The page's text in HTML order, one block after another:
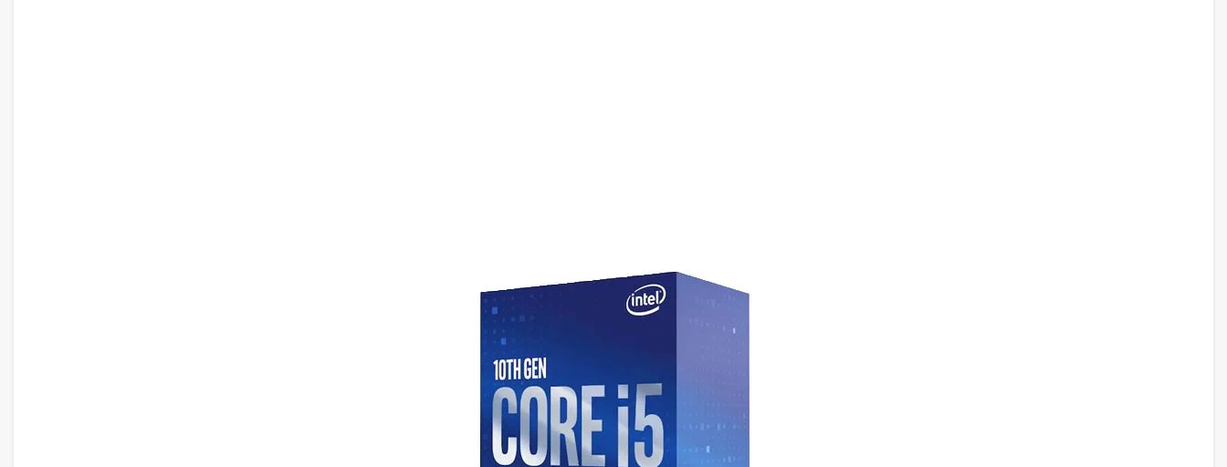
2 x M.2 (M2_1: PCIe 4.0 x4, M2_2: PCIe 4.0/3.0 x4, tùy thuộc CPU), 4 x SATA 6Gb/s
Realtek® 8125BG 2.5G LAN, Wi-Fi 7 (Wi-Fi 7 Solution), Bluetooth 5.4
1 x USB 10Gbps Type-C (Rear), 1 x USB 10Gbps Type-A (Rear), 2 x USB 5Gbps Type-A
1 x USB 10Gbps Type-C, 1 x USB 10Gbps Type-A, 2 x USB 5Gbps Type-A, 1 x HDMI,